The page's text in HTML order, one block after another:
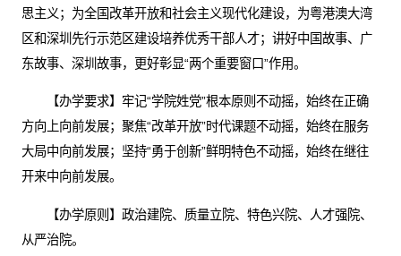
思主义；为全国改革开放和社会主义现代化建设，为粤港澳大湾
区和深圳先行示范区建设培养优秀干部人才；讲好中国故事、广
东故事、深圳故事，更好彰显“两个重要窗口”作用。
【办学要求】牢记“学院姓党”根本原则不动摇，始终在正确
方向上向前发展；聚焦“改革开放”时代课题不动摇，始终在服务
大局中向前发展；坚持“勇于创新”鲜明特色不动摇，始终在继往
开来中向前发展。
【办学原则】政治建院、质量立院、特色兴院、人才强院、
从严治院。